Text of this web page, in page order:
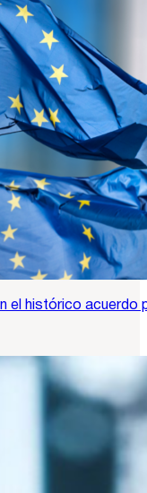
histórico acuerdo